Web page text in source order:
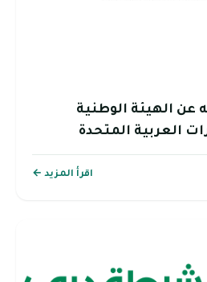
الهيئة الوطنية
العربية المتحدة
اقرأ المزيد ←